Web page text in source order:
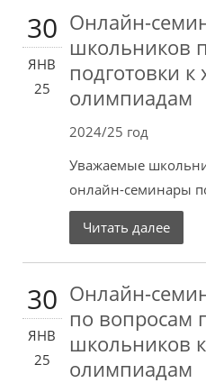
30
ЯНВ
25
Онлайн-
школьников
подготовки
олимпиадам
2024/25 год
Уважаемые
онлайн-семинары
Читать далее
30
ЯНВ
25
Онлайн-
по вопросам
школьников
олимпиадам